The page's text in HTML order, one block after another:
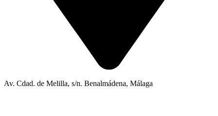
Av. Cdad. de Melilla, s/n. Benalmádena, Málaga